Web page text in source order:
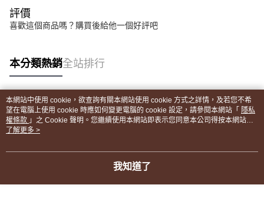
評價
喜歡這個商品嗎？購買後給他一個好評吧
本分類熱銷全站排行
熱門標籤
本網站中使用 cookie，欲查詢有關本網站使用 cookie 方式之詳情，及若您不希
望在電腦上使用 cookie 時應如何變更電腦的 cookie 設定，請參閱本網站「 隱私
權條款 」之 Cookie 聲明。您繼續使用本網站即表示您同意本公司得按本網站使
用條款之 Cookie 聲明使用 cookie。
了解更多 >
我知道了